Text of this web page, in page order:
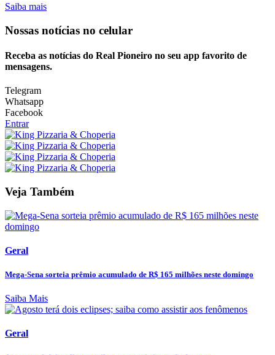
Saiba mais
Nossas notícias no celular
Receba as notícias do Real Pioneiro no seu app favorito de
mensagens.
Telegram
Whatsapp
Facebook
Entrar
Veja Também
Geral
Mega-Sena sorteia prêmio acumulado de R$ 165 milhões neste domingo
Saiba Mais
Geral